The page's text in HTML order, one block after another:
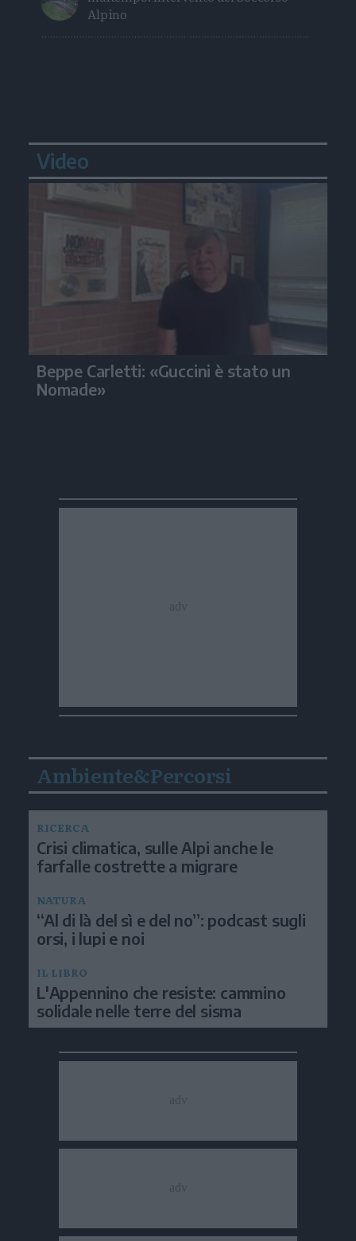
Alpino
Video
Beppe Carletti: «Guccini è stato un
Nomade»
Ambiente&Percorsi
RICERCA
Crisi climatica, sulle Alpi anche le
farfalle costrette a migrare
NATURA
“Al di là del sì e del no”: podcast sugli
orsi, i lupi e noi
IL LIBRO
L'Appennino che resiste: cammino
solidale nelle terre del sisma